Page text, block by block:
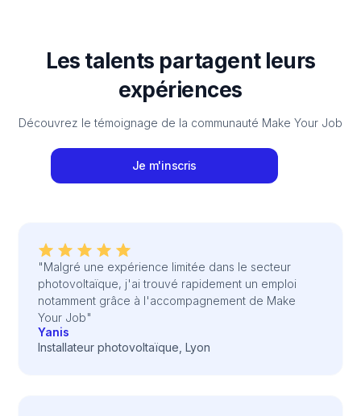
Les talents partagent leurs
expériences
Découvrez le témoignage de la communauté Make Your Job
Je m'inscris
"Malgré une expérience limitée dans le secteur
photovoltaïque, j'ai trouvé rapidement un emploi
notamment grâce à l'accompagnement de Make
Your Job"
Yanis
Installateur photovoltaïque, Lyon